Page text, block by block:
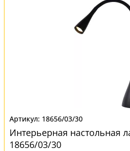
18656/03/30
Интерьерная настольная
18656/03/30